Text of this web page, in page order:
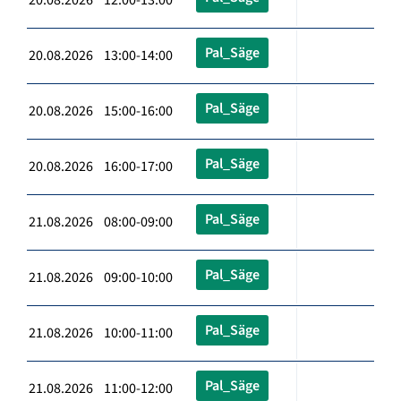
20.08.2026 13:00-14:00 Pal_Säge
20.08.2026 15:00-16:00 Pal_Säge
20.08.2026 16:00-17:00 Pal_Säge
21.08.2026 08:00-09:00 Pal_Säge
21.08.2026 09:00-10:00 Pal_Säge
21.08.2026 10:00-11:00 Pal_Säge
21.08.2026 11:00-12:00 Pal_Säge